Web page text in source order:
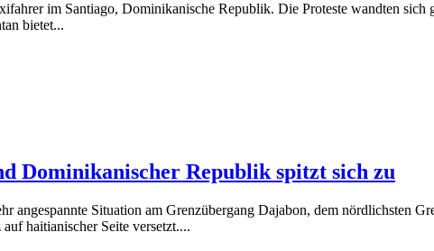
im Santiago, Dominikanische Republik. Die Proteste wandten
bietet...
Dominikanischer Republik spitzt sich zu
angespannte Situation am Grenzübergang Dajabon, dem nördlichsten
haitianischer Seite versetzt....